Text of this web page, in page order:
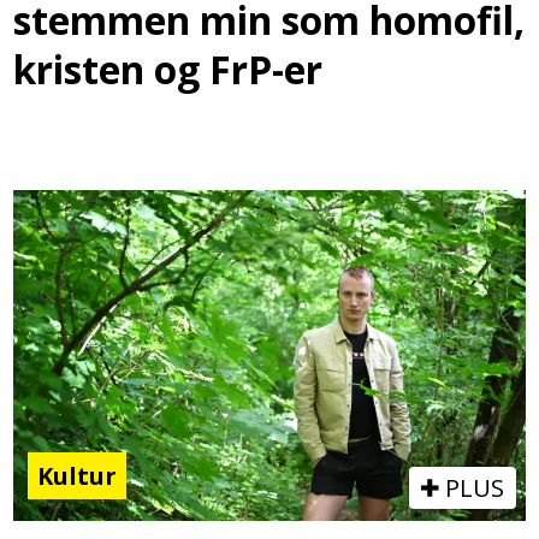
stemmen min som homofil,
kristen og FrP-er
Kultur PLUS